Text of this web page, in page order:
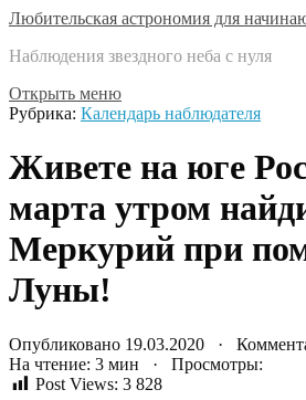
Любительская астрономия для
Наблюдения звездного неба с нуля
Открыть меню
Рубрика: Календарь наблюдателя
Живете на юге
марта утром
Меркурий при
Луны!
Опубликовано 19.03.2020 ·
На чтение: 3 мин · Просмотры:
Post Views: 3 828